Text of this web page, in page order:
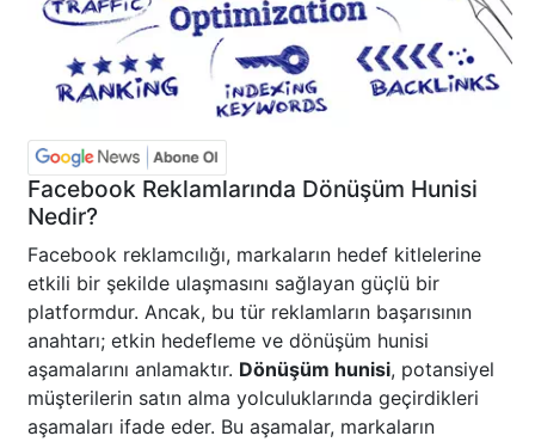
Facebook Reklamlarında Dönüşüm Hunisi
Nedir?
Facebook reklamcılığı, markaların hedef kitlelerine
etkili bir şekilde ulaşmasını sağlayan güçlü bir
platformdur. Ancak, bu tür reklamların başarısının
anahtarı; etkin hedefleme ve dönüşüm hunisi
aşamalarını anlamaktır. Dönüşüm hunisi, potansiyel
müşterilerin satın alma yolculuklarında geçirdikleri
aşamaları ifade eder. Bu aşamalar, markaların